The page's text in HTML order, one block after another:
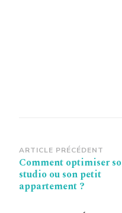
Navigation
d’article
ARTICLE PRÉCÉDENT
Comment optimiser
studio ou son petit
appartement ?